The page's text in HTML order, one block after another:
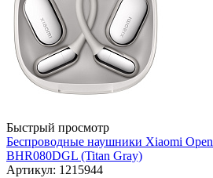
Быстрый просмотр
Беспроводные наушники Xiaomi
BHR080DGL (Titan Gray)
Артикул: 1215944